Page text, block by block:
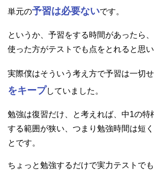
単元の予習は必要ないです。
というか、予習をする時間があったら
使った方がテストでも点をとれると思い
実際僕はそういう考え方で予習は一切
をキープしていました。
勉強は復習だけ、と考えれば、中1の特
する範囲が狭い、つまり勉強時間は短
とです。
ちょっと勉強するだけで実力テストで